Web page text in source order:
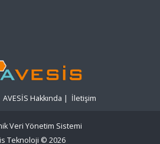
AVESİS Hakkında | İletişim
Veri Yönetim Sistemi
Teknoloji © 2026